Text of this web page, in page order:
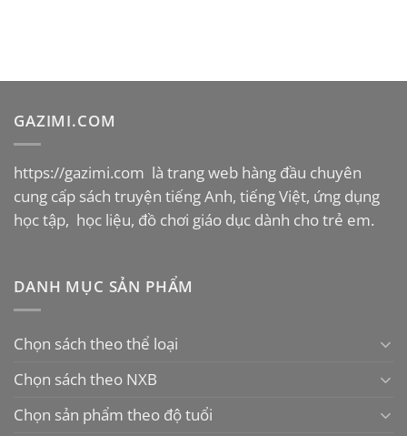
GAZIMI.COM
https://gazimi.com là trang web hàng đầu chuyên
cung cấp sách truyện tiếng Anh, tiếng Việt, ứng dụng
học tập, học liệu, đồ chơi giáo dục dành cho trẻ em.
DANH MỤC SẢN PHẨM
Chọn sách theo thể loại
Chọn sách theo NXB
Chọn sản phẩm theo độ tuổi